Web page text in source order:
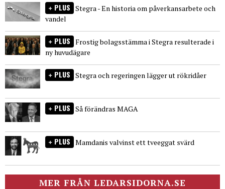
PLUS Stegra - En historia om påverkansarbete och
vandel
PLUS Frostig bolagsstämma i Stegra resulterade i
ny huvudägare
PLUS Stegra och regeringen lägger ut rökridåer
PLUS Så förändras MAGA
PLUS Mamdanis valvinst ett tveeggat svärd
MER FRÅN LEDARSIDORNA.SE